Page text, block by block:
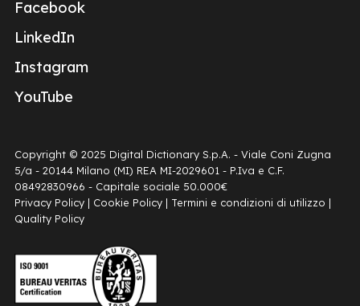
Facebook
LinkedIn
Instagram
YouTube
Copyright © 2025 Digital Dictionary S.p.A. - Viale Coni Zugna
5/a - 20144 Milano (MI) REA MI-2029601 - P.Iva e C.F.
08492830966 - Capitale sociale 50.000€
Privacy Policy | Cookie Policy | Termini e condizioni di utilizzo |
Quality Policy